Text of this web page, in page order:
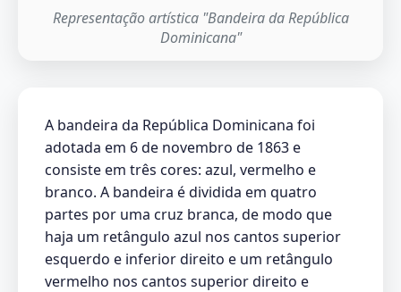
Representação artística "Bandeira da República
Dominicana"
A bandeira da República Dominicana foi
adotada em 6 de novembro de 1863 e
consiste em três cores: azul, vermelho e
branco. A bandeira é dividida em quatro
partes por uma cruz branca, de modo que
haja um retângulo azul nos cantos superior
esquerdo e inferior direito e um retângulo
vermelho nos cantos superior direito e